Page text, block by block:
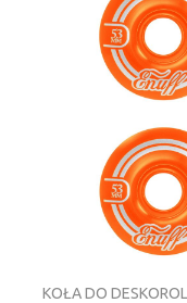
KOŁA DO